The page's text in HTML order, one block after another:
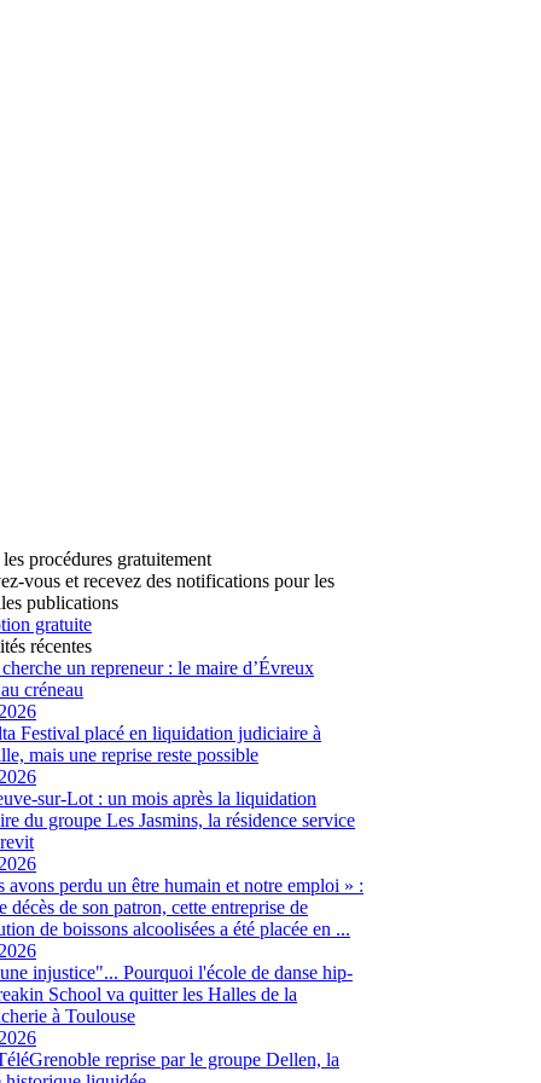
procédures gratuitement
vous et recevez des notifications pour les
publications
gratuite
récentes
un repreneur : le maire d’Évreux
créneau
Festival placé en liquidation judiciaire à
mais une reprise reste possible
sur-Lot : un mois après la liquidation
du groupe Les Jasmins, la résidence service
avons perdu un être humain et notre emploi » :
décès de son patron, cette entreprise de
de boissons alcoolisées a été placée en ...
injustice"... Pourquoi l'école de danse hip-
School va quitter les Halles de la
à Toulouse
reprise par le groupe Dellen, la